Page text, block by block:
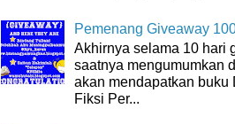
Pemenang Giveaway
Akhirnya selama 10 hari
saatnya mengumumkan
akan mendapatkan buku
Fiksi Per...